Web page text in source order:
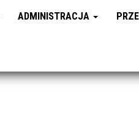
ADMINISTRACJA